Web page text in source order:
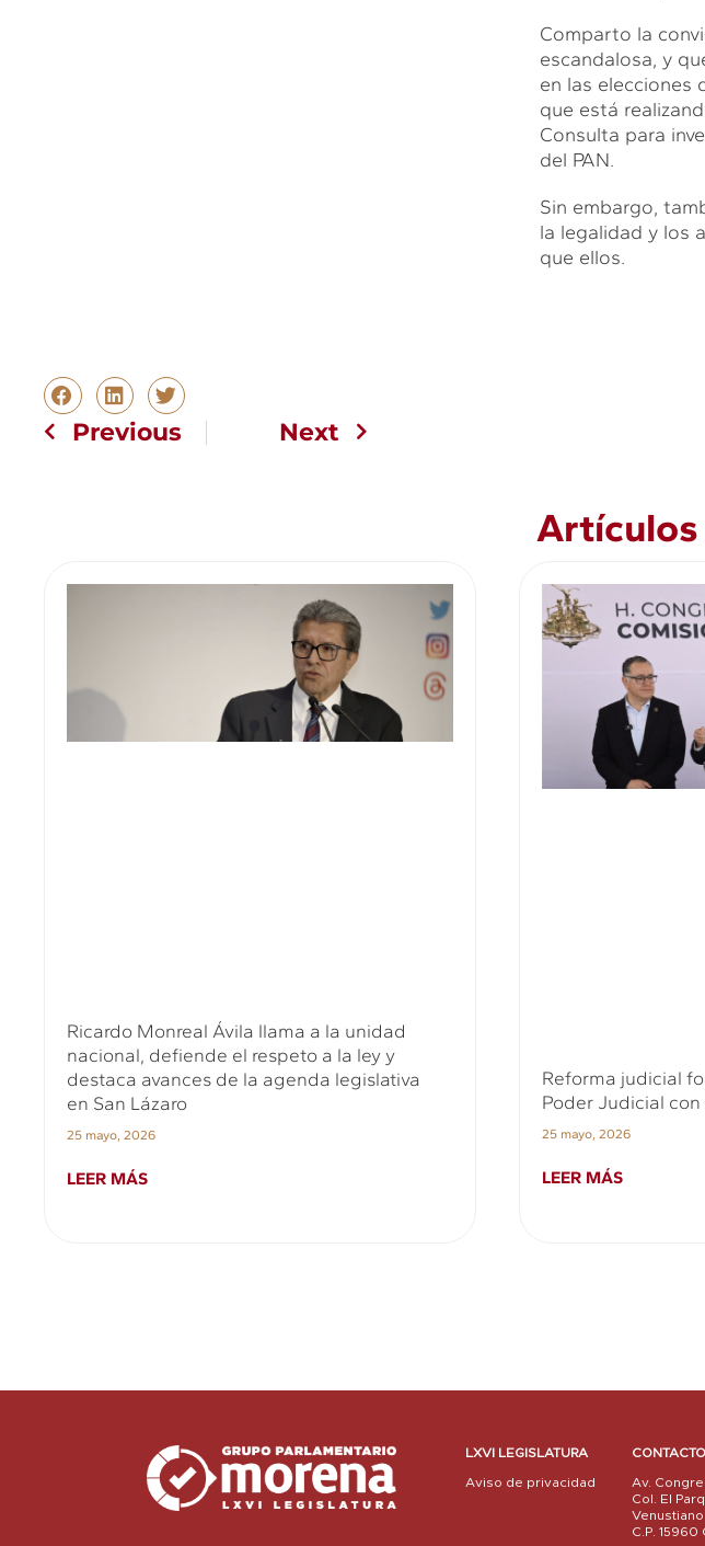
Comparto la
escandalosa, y
en las elecciones
que está
Consulta para
del PAN.
Sin embargo,
la legalidad y los
que ellos.
Previous Next
Artículos
Ricardo Monreal Ávila llama a la unidad
nacional, defiende el respeto a la ley y
destaca avances de la agenda legislativa
en San Lázaro
25 mayo, 2026
LEER MÁS
Reforma judicial
Poder Judicial
25 mayo, 2026
LEER MÁS
LXVI LEGISLATURA
Aviso de privacidad
CONTACTO
Av.
Col. El
C.P.